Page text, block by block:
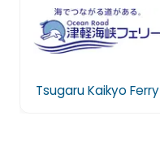
Tsugaru Kaikyo Ferry